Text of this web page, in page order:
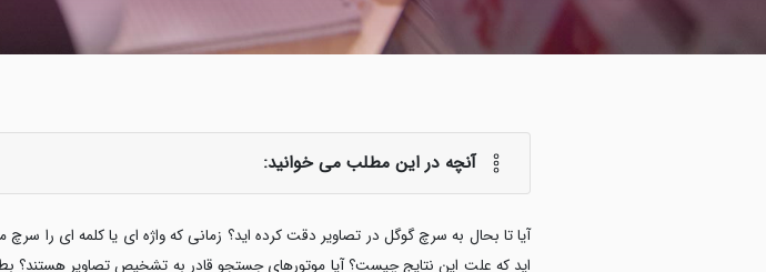
آنچه در این مطلب می خوانید:
آیا تا بحال به سرچ گوگل در تصاویر دقت کرده اید؟ زمانی که واژه ای یا کلمه ای را
اید که علت این نتایج چیست؟ آیا موتورهای جستجو قادر به تشخیص تصاویر هستند؟